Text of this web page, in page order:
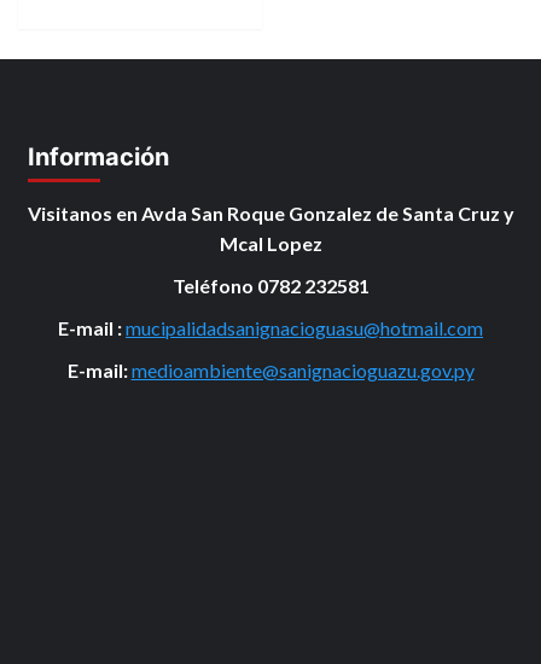
Información
Visitanos en Avda San Roque Gonzalez de Santa Cruz y
Mcal Lopez
Teléfono 0782 232581
E-mail :mucipalidadsanignacioguasu@hotmail.com
E-mail:medioambiente@sanignacioguazu.gov.py